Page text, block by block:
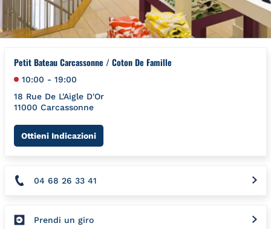
Petit Bateau Carcassonne / Coton De Famille
10:00 - 19:00
18 Rue De L'Aigle D'Or
11000 Carcassonne
Ottieni IndicazioniLink Opens in New Tab
04 68 26 33 41
Prendi un giro